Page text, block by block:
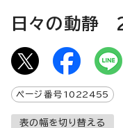
日々の動静
ページ番号 1022455
表の幅を切り替える